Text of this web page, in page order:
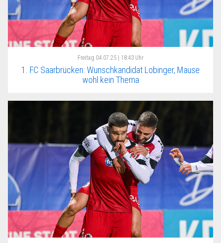
Freitag 04.07.25 | 18:43 Uhr
1. FC Saarbrücken: Wunschkandidat Lobinger, Mause
wohl kein Thema